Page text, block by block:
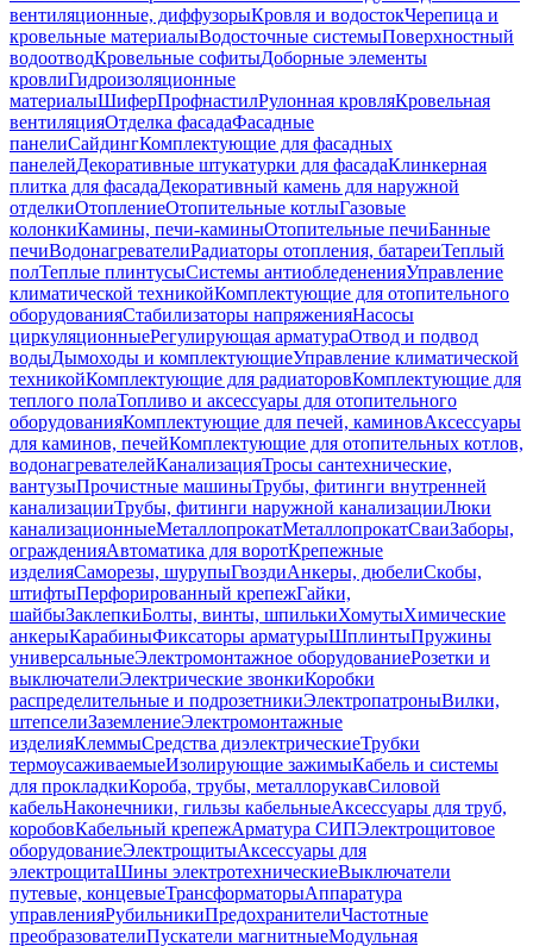
вентиляционные, диффузорыКровля и водостокЧерепица и
кровельные материалыВодосточные системыПоверхностный
водоотводКровельные софитыДоборные элементы
кровлиГидроизоляционные
материалыШиферПрофнастилРулонная кровляКровельная
вентиляцияОтделка фасадаФасадные
панелиСайдингКомплектующие для фасадных
панелейДекоративные штукатурки для фасадаКлинкерная
плитка для фасадаДекоративный камень для наружной
отделкиОтоплениеОтопительные котлыГазовые
колонкиКамины, печи-каминыОтопительные печиБанные
печиВодонагревателиРадиаторы отопления, батареиТеплый
полТеплые плинтусыСистемы антиобледененияУправление
климатической техникойКомплектующие для отопительного
оборудованияСтабилизаторы напряженияНасосы
циркуляционныеРегулирующая арматураОтвод и подвод
водыДымоходы и комплектующиеУправление климатической
техникойКомплектующие для радиаторовКомплектующие для
теплого полаТопливо и аксессуары для отопительного
оборудованияКомплектующие для печей, каминовАксессуары
для каминов, печейКомплектующие для отопительных котлов,
водонагревателейКанализацияТросы сантехнические,
вантузыПрочистные машиныТрубы, фитинги внутренней
канализацииТрубы, фитинги наружной канализацииЛюки
канализационныеМеталлопрокатМеталлопрокатСваиЗаборы,
огражденияАвтоматика для воротКрепежные
изделияСаморезы, шурупыГвоздиАнкеры, дюбелиСкобы,
штифтыПерфорированный крепежГайки,
шайбыЗаклепкиБолты, винты, шпилькиХомутыХимические
анкерыКарабиныФиксаторы арматурыШплинтыПружины
универсальныеЭлектромонтажное оборудованиеРозетки и
выключателиЭлектрические звонкиКоробки
распределительные и подрозетникиЭлектропатроныВилки,
штепселиЗаземлениеЭлектромонтажные
изделияКлеммыСредства диэлектрическиеТрубки
термоусаживаемыеИзолирующие зажимыКабель и системы
для прокладкиКороба, трубы, металлорукавСиловой
кабельНаконечники, гильзы кабельныеАксессуары для труб,
коробовКабельный крепежАрматура СИПЭлектрощитовое
оборудованиеЭлектрощитыАксессуары для
электрощитаШины электротехническиеВыключатели
путевые, концевыеТрансформаторыАппаратура
управленияРубильникиПредохранителиЧастотные
преобразователиПускатели магнитныеМодульная